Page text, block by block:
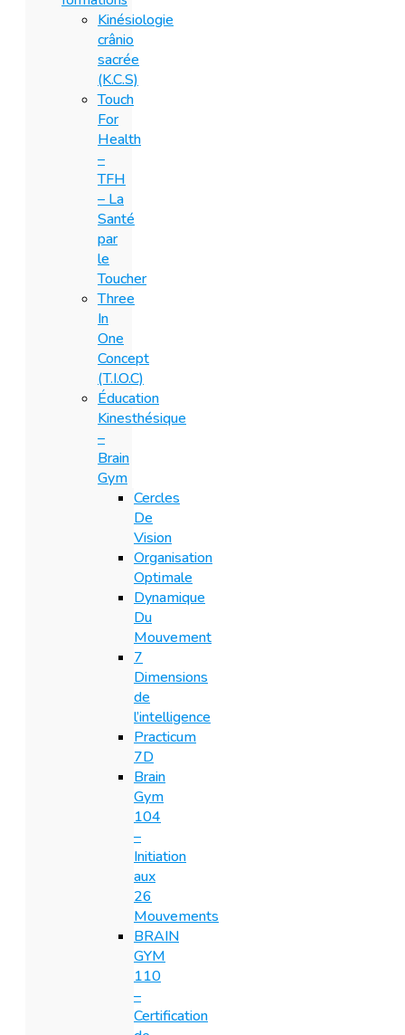
Kinésiologie
crânio
sacrée
(K.C.S)
Touch
For
Health
–
TFH
– La
Santé
par
le
Toucher
Three
In
One
Concept
(T.I.O.C)
Éducation
Kinesthésique
–
Brain
Gym
Cercles
De
Vision
Organisation
Optimale
Dynamique
Du
Mouvement
7
Dimensions
de
l’intelligence
Practicum
7D
Brain
Gym
104
–
Initiation
aux
26
Mouvements
BRAIN
GYM
110
–
Certification